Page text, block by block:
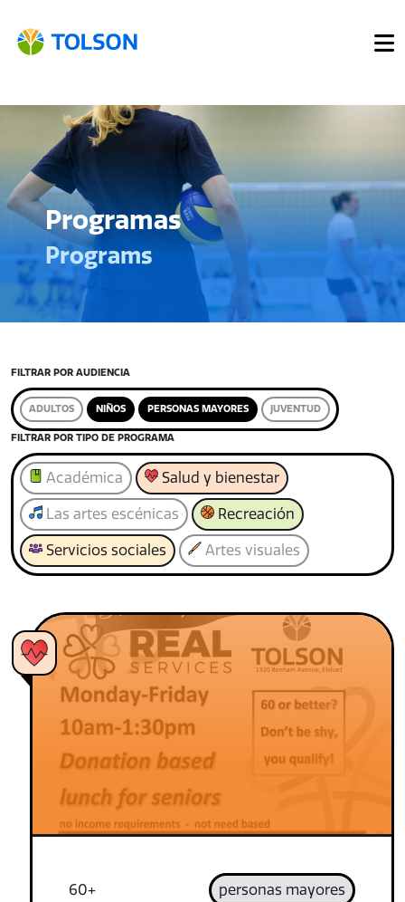
Programas
Programs
FILTRAR POR AUDIENCIA
ADULTOS NIÑOS PERSONAS MAYORES JUVENTUD
FILTRAR POR TIPO DE PROGRAMA
Académica Salud y bienestar
Las artes escénicas Recreación
Servicios sociales Artes visuales
60+ personas mayores